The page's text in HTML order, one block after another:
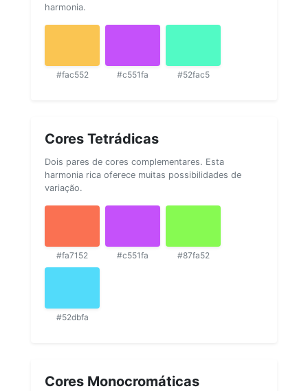
harmonia.
#fac552 #c551fa #52fac5
Cores Tetrádicas
Dois pares de cores complementares. Esta
harmonia rica oferece muitas possibilidades de
variação.
#fa7152 #c551fa #87fa52
#52dbfa
Cores Monocromáticas